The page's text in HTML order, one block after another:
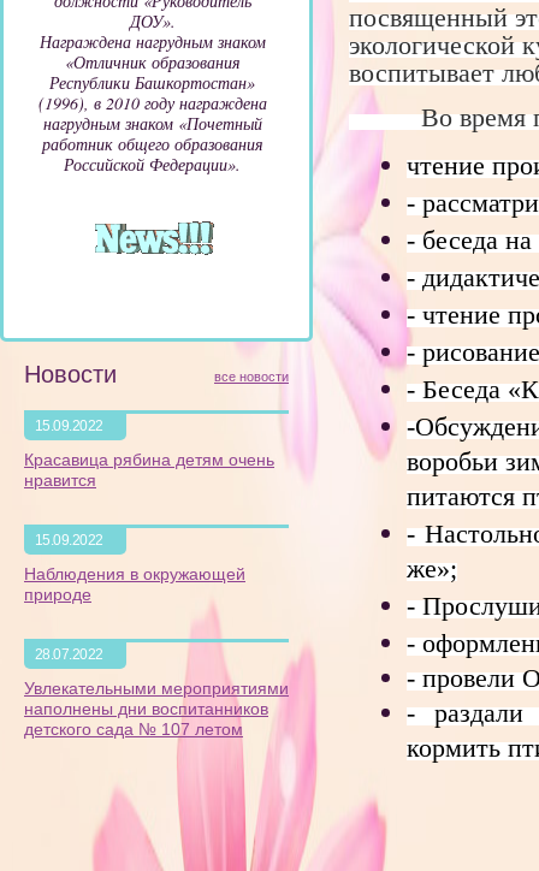
посвященный
экологической
воспитывает
Во время
чтение
-
- беседа
-
- чтение
-
- Беседа
-
воробьи
питаются
-
же»;
-
-
- провели
- раздали
кормить
ДОУ».
Награждена нагрудным знаком
«Отличник образования
Республики Башкортостан»
(1996), в 2010 году награждена
нагрудным знаком «Почетный
работник общего образования
Российской Федерации».
Новости все новости
15.09.2022
Красавица рябина детям очень
нравится
15.09.2022
Наблюдения в окружающей
природе
28.07.2022
Увлекательными мероприятиями
наполнены дни воспитанников
детского сада № 107 летом